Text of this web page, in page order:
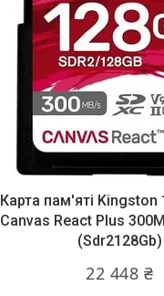
Карта пам'яті Kingston
Canvas React Plus
(Sdr2128Gb)
22 448 ₴